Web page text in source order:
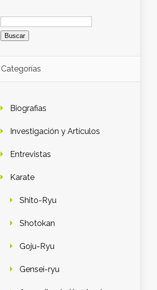
Buscar:
Categorías
Biografias
Investigación y Artículos
Entrevistas
Karate
Shito-Ryu
Shotokan
Goju-Ryu
Gensei-ryu